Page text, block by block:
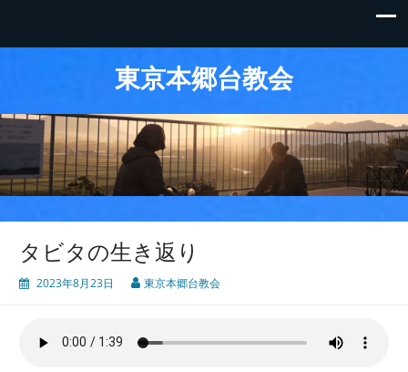
東京本郷台教会
タビタの生き返り
2023年8月23日 東京本郷台教会